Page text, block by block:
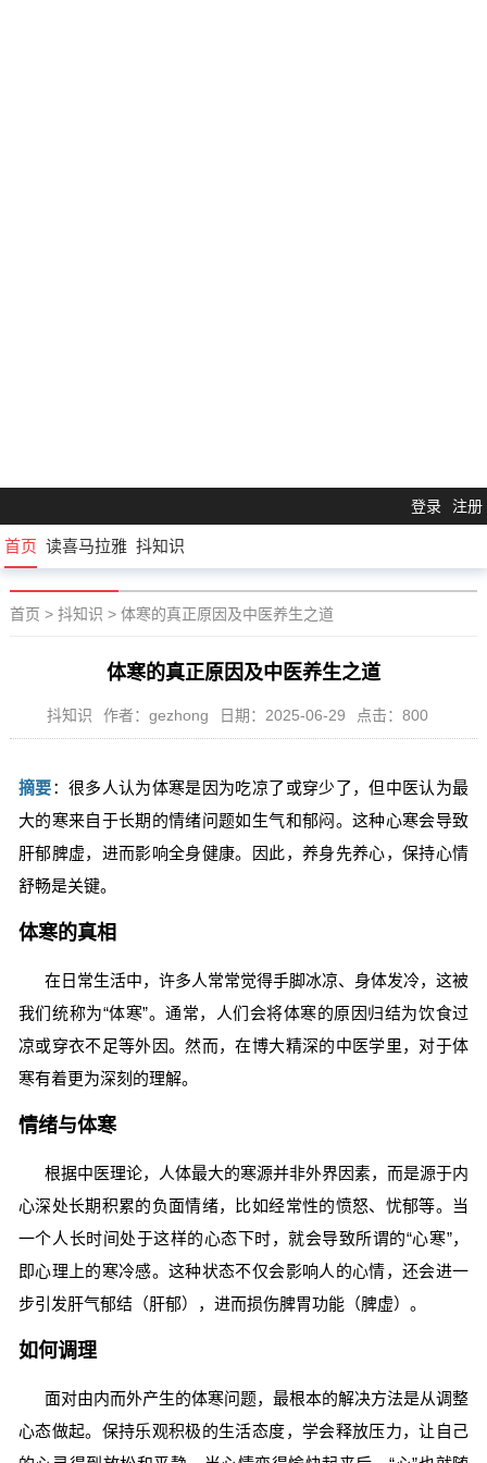
登录 注册
首页 读喜马拉雅 抖知识
首页 > 抖知识 > 体寒的真正原因及中医养生之道
体寒的真正原因及中医养生之道
抖知识 作者：gezhong 日期：2025-06-29 点击：800
摘要：很多人认为体寒是因为吃凉了或穿少了，但中医认为最
大的寒来自于长期的情绪问题如生气和郁闷。这种心寒会导致
肝郁脾虚，进而影响全身健康。因此，养身先养心，保持心情
舒畅是关键。
体寒的真相
在日常生活中，许多人常常觉得手脚冰凉、身体发冷，这被
我们统称为“体寒”。通常，人们会将体寒的原因归结为饮食过
凉或穿衣不足等外因。然而，在博大精深的中医学里，对于体
寒有着更为深刻的理解。
情绪与体寒
根据中医理论，人体最大的寒源并非外界因素，而是源于内
心深处长期积累的负面情绪，比如经常性的愤怒、忧郁等。当
一个人长时间处于这样的心态下时，就会导致所谓的“心寒”，
即心理上的寒冷感。这种状态不仅会影响人的心情，还会进一
步引发肝气郁结（肝郁），进而损伤脾胃功能（脾虚）。
如何调理
面对由内而外产生的体寒问题，最根本的解决方法是从调整
心态做起。保持乐观积极的生活态度，学会释放压力，让自己